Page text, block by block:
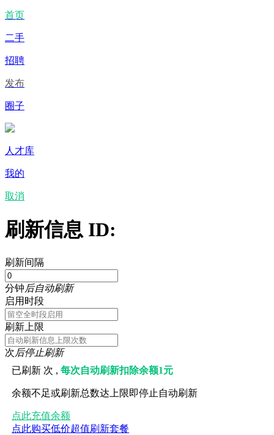
首页
二手
招聘
发布
圈子
人才库
我的
取消
刷新信息 ID:
刷新间隔
分钟后自动刷新
启用时段
刷新上限
次后停止刷新
已刷新 次 ,每次自动刷新扣除余额1元
余额不足或刷新总数达上限即停止自动刷新
点此充值余额
点此购买低价超值刷新套餐